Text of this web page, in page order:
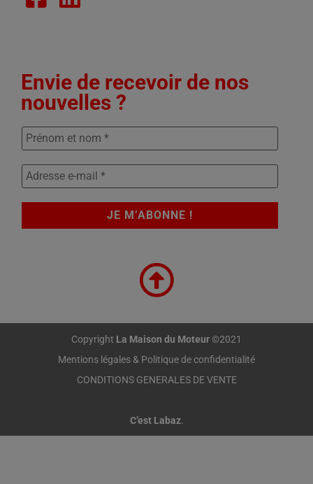
Envie de recevoir de nos
nouvelles ?
Copyright La Maison du Moteur©2021
Mentions légales & Politique de confidentialité
CONDITIONS GENERALES DE VENTE
C’est Labaz.